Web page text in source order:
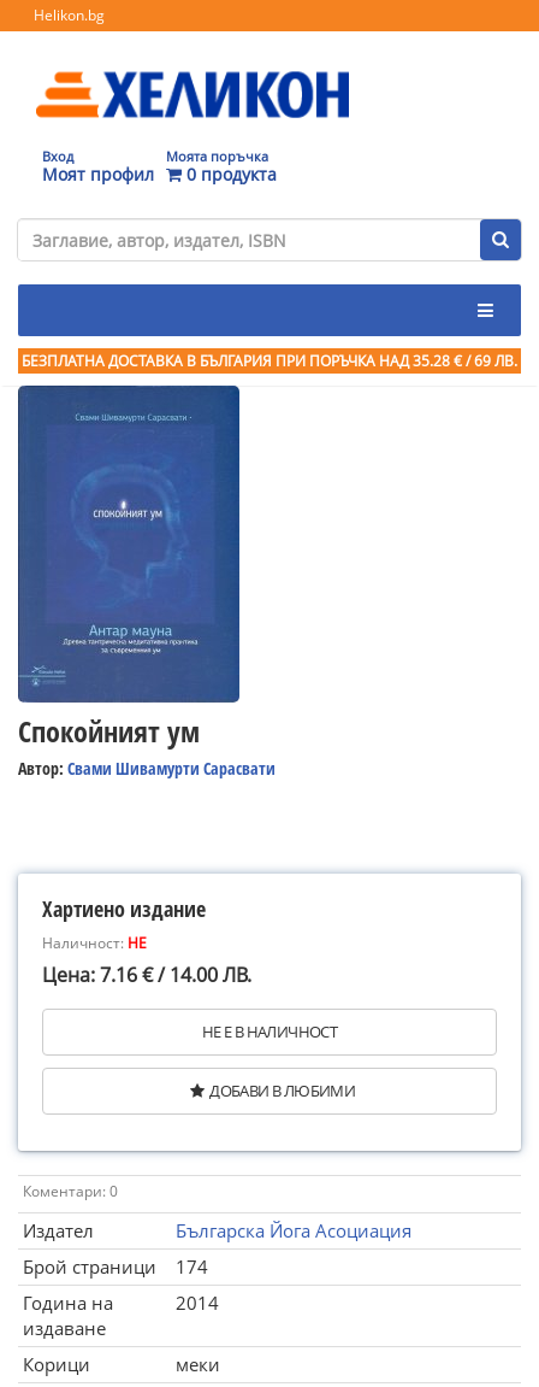
Helikon.bg
Вход
Моят профил
Моята поръчка
0 продукта
БЕЗПЛАТНА ДОСТАВКА В БЪЛГАРИЯ ПРИ ПОРЪЧКА НАД 35.28 € / 69 ЛВ.
Спокойният ум
Автор: Свами Шивамурти Сарасвати
Хартиено издание
Наличност: НЕ
Цена: 7.16 € / 14.00 ЛВ.
НЕ Е В НАЛИЧНОСТ
ДОБАВИ В ЛЮБИМИ
Коментари: 0
Издател
Българска Йога Асоциация
Брой страници
174
Година на
издаване
2014
Корици
меки